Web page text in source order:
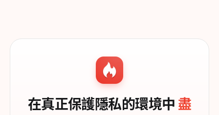
在真正保護隱私的環境中 盡